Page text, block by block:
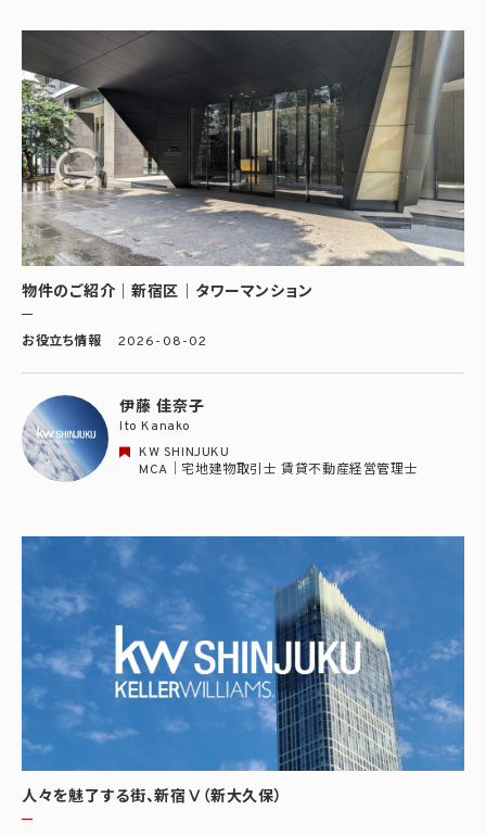
物件のご紹介｜新宿区｜タワーマンション
お役立ち情報 2026-08-02
伊藤 佳奈子
Ito Kanako
KW SHINJUKU
MCA｜宅地建物取引士 賃貸不動産経営管理士
人々を魅了する街、新宿Ⅴ（新大久保）